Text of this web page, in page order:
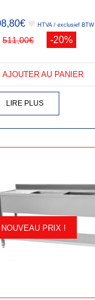
💙 HTVA / exclusief BTW
511,00€ -20%
AJOUTER AU PANIER
LIRE PLUS
NOUVEAU PRIX !